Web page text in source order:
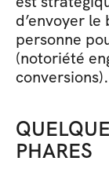
d’envoyer le
personne
(notoriété
conversions).
PHARES